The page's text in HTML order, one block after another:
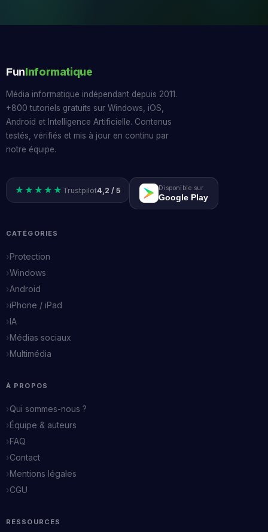
FunInformatique
Média informatique indépendant depuis 2011.
+800 tutoriels gratuits sur Windows, iOS,
Android et Intelligence Artificielle. Contenus
testés, vérifiés et mis à jour en continu par
notre équipe.
★★★★★ Trustpilot4,2 / 5 Disponible sur
Google Play
CATÉGORIES
Protection
Windows
Android
iPhone / iPad
IA
Médias sociaux
Multimédia
À PROPOS
Qui sommes-nous ?
Équipe & auteurs
FAQ
Contact
Mentions légales
CGU
RESSOURCES